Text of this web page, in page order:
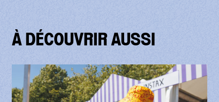
À DÉCOUVRIR AUSSI